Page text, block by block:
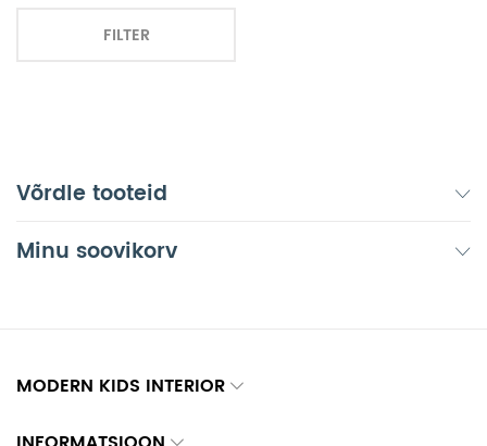
FILTER
Võrdle tooteid
Minu soovikorv
MODERN KIDS INTERIOR